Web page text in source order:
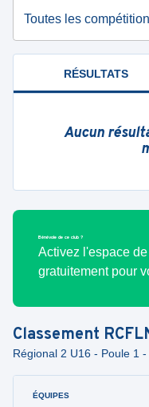
Toutes les
RÉSULTATS
Aucun
Bénévole de ce club ?
Activez l'espace
gratuitement pour
Classement
Régional 2 U16 - Poule 1
ÉQUIPES